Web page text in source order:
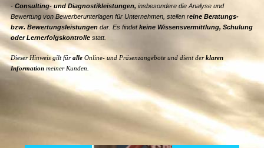
- Consulting- und Diagnostikleistungen, insbesondere die Analyse und
Bewertung von Bewerberunterlagen für Unternehmen, stellen reine Beratungs-
bzw. Bewertungsleistungendar. Es findetkeine Wissensvermittlung, Schulung
oder Lernerfolgskontrolle statt.
Dieser Hinweis gilt füralleOnline- und Präsenzangebote und dient derklaren
Informationmeiner Kunden.